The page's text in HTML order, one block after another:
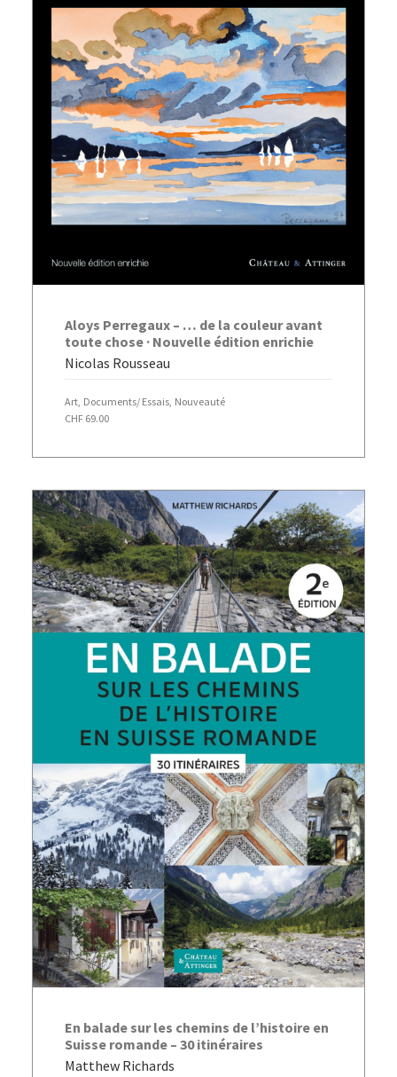
Aloys Perregaux – … de la couleur avant
toute chose · Nouvelle édition enrichie
Nicolas Rousseau
Art, Documents/ Essais, Nouveauté
CHF 69.00
En balade sur les chemins de l’histoire en
Suisse romande – 30 itinéraires
Matthew Richards